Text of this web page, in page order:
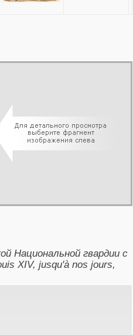
Национальной гвардии с
XIV, jusqu'à nos jours,